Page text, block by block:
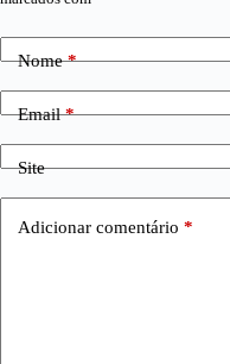
Nome*
Email*
Site
Adicionar comentário *